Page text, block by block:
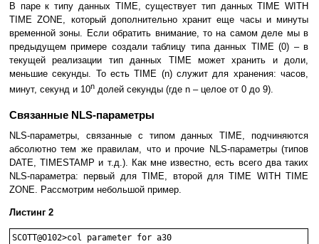
В паре к типу данных TIME, существует тип данных TIME WITH
TIME ZONE, который дополнительно хранит еще часы и минуты
временной зоны. Если обратить внимание, то на самом деле мы в
предыдущем примере создали таблицу типа данных TIME (0) – в
текущей реализации тип данных TIME может хранить и доли,
меньшие секунды. То есть TIME (n) служит для хранения: часов,
минут, секунд и 10n долей секунды (где n – целое от 0 до 9).
Связанные NLS-параметры
NLS-параметры, связанные с типом данных TIME, подчиняются
абсолютно тем же правилам, что и прочие NLS-параметры (типов
DATE, TIMESTAMP и т.д.). Как мне известно, есть всего два таких
NLS-параметра: первый для TIME, второй для TIME WITH TIME
ZONE. Рассмотрим небольшой пример.
Листинг 2
SCOTT@O102>col parameter for a30